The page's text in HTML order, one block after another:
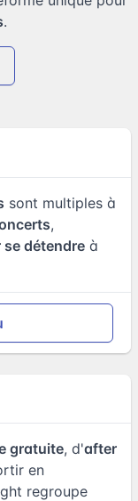
.
sont multiples à
,
se détendre à
gratuite, d'after
en
regroupe